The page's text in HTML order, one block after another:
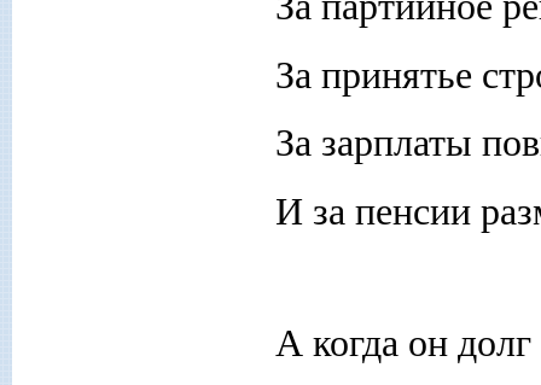
За принятье
За зарплаты
И за пенсии
А когда он